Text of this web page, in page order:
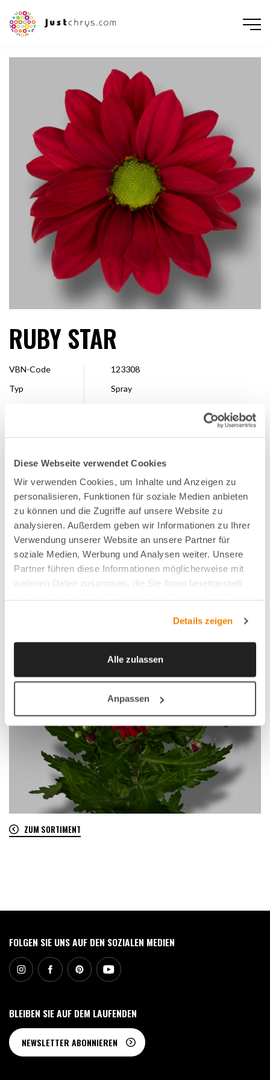
Diese Webseite verwendet Cookies
Wir verwenden Cookies, um Inhalte und Anzeigen zu
personalisieren, Funktionen für soziale Medien anbieten
zu können und die Zugriffe auf unsere Website zu
analysieren. Außerdem geben wir Informationen zu Ihrer
Verwendung unserer Website an unsere Partner für
soziale Medien, Werbung und Analysen weiter. Unsere
Partner führen diese Informationen möglicherweise mit
weiteren Daten zusammen, die Sie ihnen bereitgestellt
Details zeigen
Alle zulassen
Anpassen
NEDERLANDS DEUTSCH FRANÇAIS РУССКИЙ
RUBY STAR
VBN-Code
123308
Typ
Spray
Veredler
Dümmen Orange
Erhältlich
Ganze Saison
FAVORITE
ZUM SORTIMENT
FOLGEN SIE UNS AUF DEN SOZIALEN MEDIEN
BLEIBEN SIE AUF DEM LAUFENDEN
NEWSLETTER ABONNIEREN